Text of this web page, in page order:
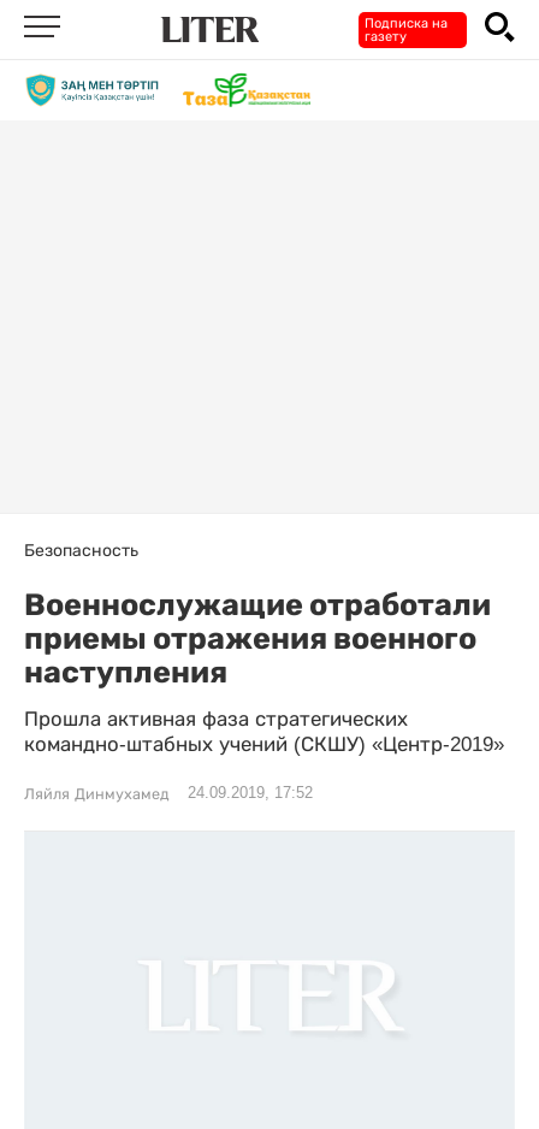
Подписка на
газету
Безопасность
Военнослужащие отработали
приемы отражения военного
наступления
Прошла активная фаза стратегических
командно-штабных учений (СКШУ) «Центр-2019»
Ляйля Динмухамед 24.09.2019, 17:52